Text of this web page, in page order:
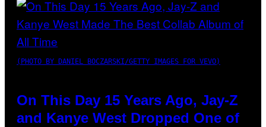
(PHOTO BY DANIEL BOCZARSKI/GETTY IMAGES FOR VEVO)
On This Day 15 Years Ago, Jay-Z
and Kanye West Dropped One of